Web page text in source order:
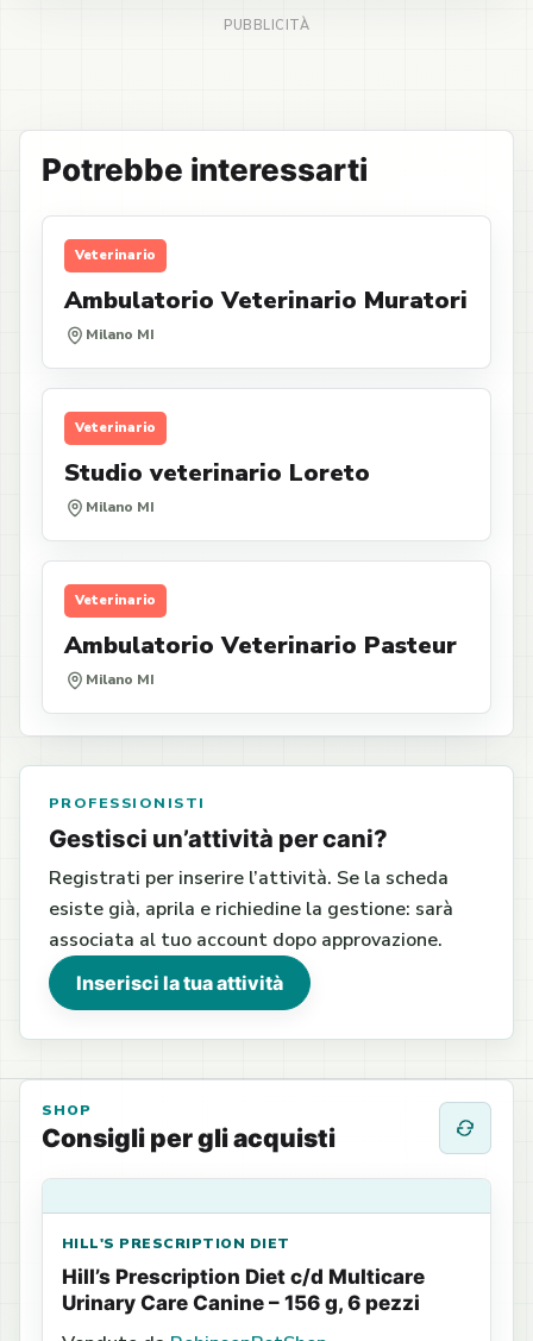
Potrebbe interessarti
Veterinario
Ambulatorio Veterinario Muratori
Milano MI
Veterinario
Studio veterinario Loreto
Milano MI
Veterinario
Ambulatorio Veterinario Pasteur
Milano MI
PROFESSIONISTI
Gestisci un’attività per cani?
Registrati per inserire l’attività. Se la scheda
esiste già, aprila e richiedine la gestione: sarà
associata al tuo account dopo approvazione.
Inserisci la tua attività
SHOP
Consigli per gli acquisti
HILL'S PRESCRIPTION DIET
Hill’s Prescription Diet c/d Multicare
Urinary Care Canine – 156 g, 6 pezzi